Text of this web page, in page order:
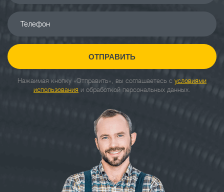
Телефон
ОТПРАВИТЬ
Нажаимая кнопку «Отправить», вы соглашаетесь с условиями
использования и обработкой персональных данных.